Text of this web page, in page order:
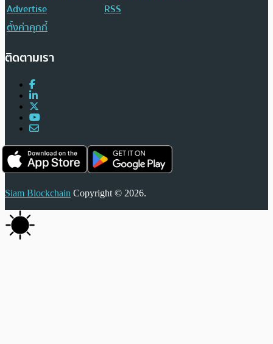
Advertise
RSS
ตั้งค่าคุกกี้
ติดตามเรา
Siam Blockchain Copyright © 2026.